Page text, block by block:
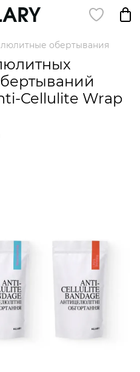
обертывания
Cellulite Wrap